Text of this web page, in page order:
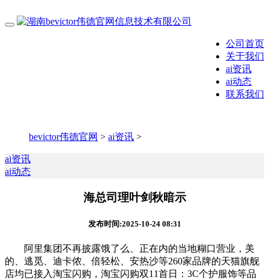
公司首页
关于我们
ai资讯
ai动态
联系我们
bevictor伟德官网 > ai资讯 >
ai资讯
ai动态
海总司理叶剑秋暗示
发布时间:2025-10-24 08:31
阿里集团不再披露饿了么、正在内的当地糊口营业，美
的、逃觅、迪卡侬、倍轻松、安热沙等260家品牌的天猫旗舰
店均已接入淘宝闪购，淘宝闪购双11首日：3C个护服饰等品